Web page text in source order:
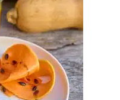
Espresso und 3 Frei-
Lieferzeit:
Email.
Dieses
Produkt
mehrere